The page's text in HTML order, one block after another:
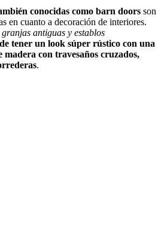
conocidas como barn doors son
en cuanto a decoración de interiores.
antiguas y establos
tener un look súper rústico con una
madera con travesaños cruzados,
.